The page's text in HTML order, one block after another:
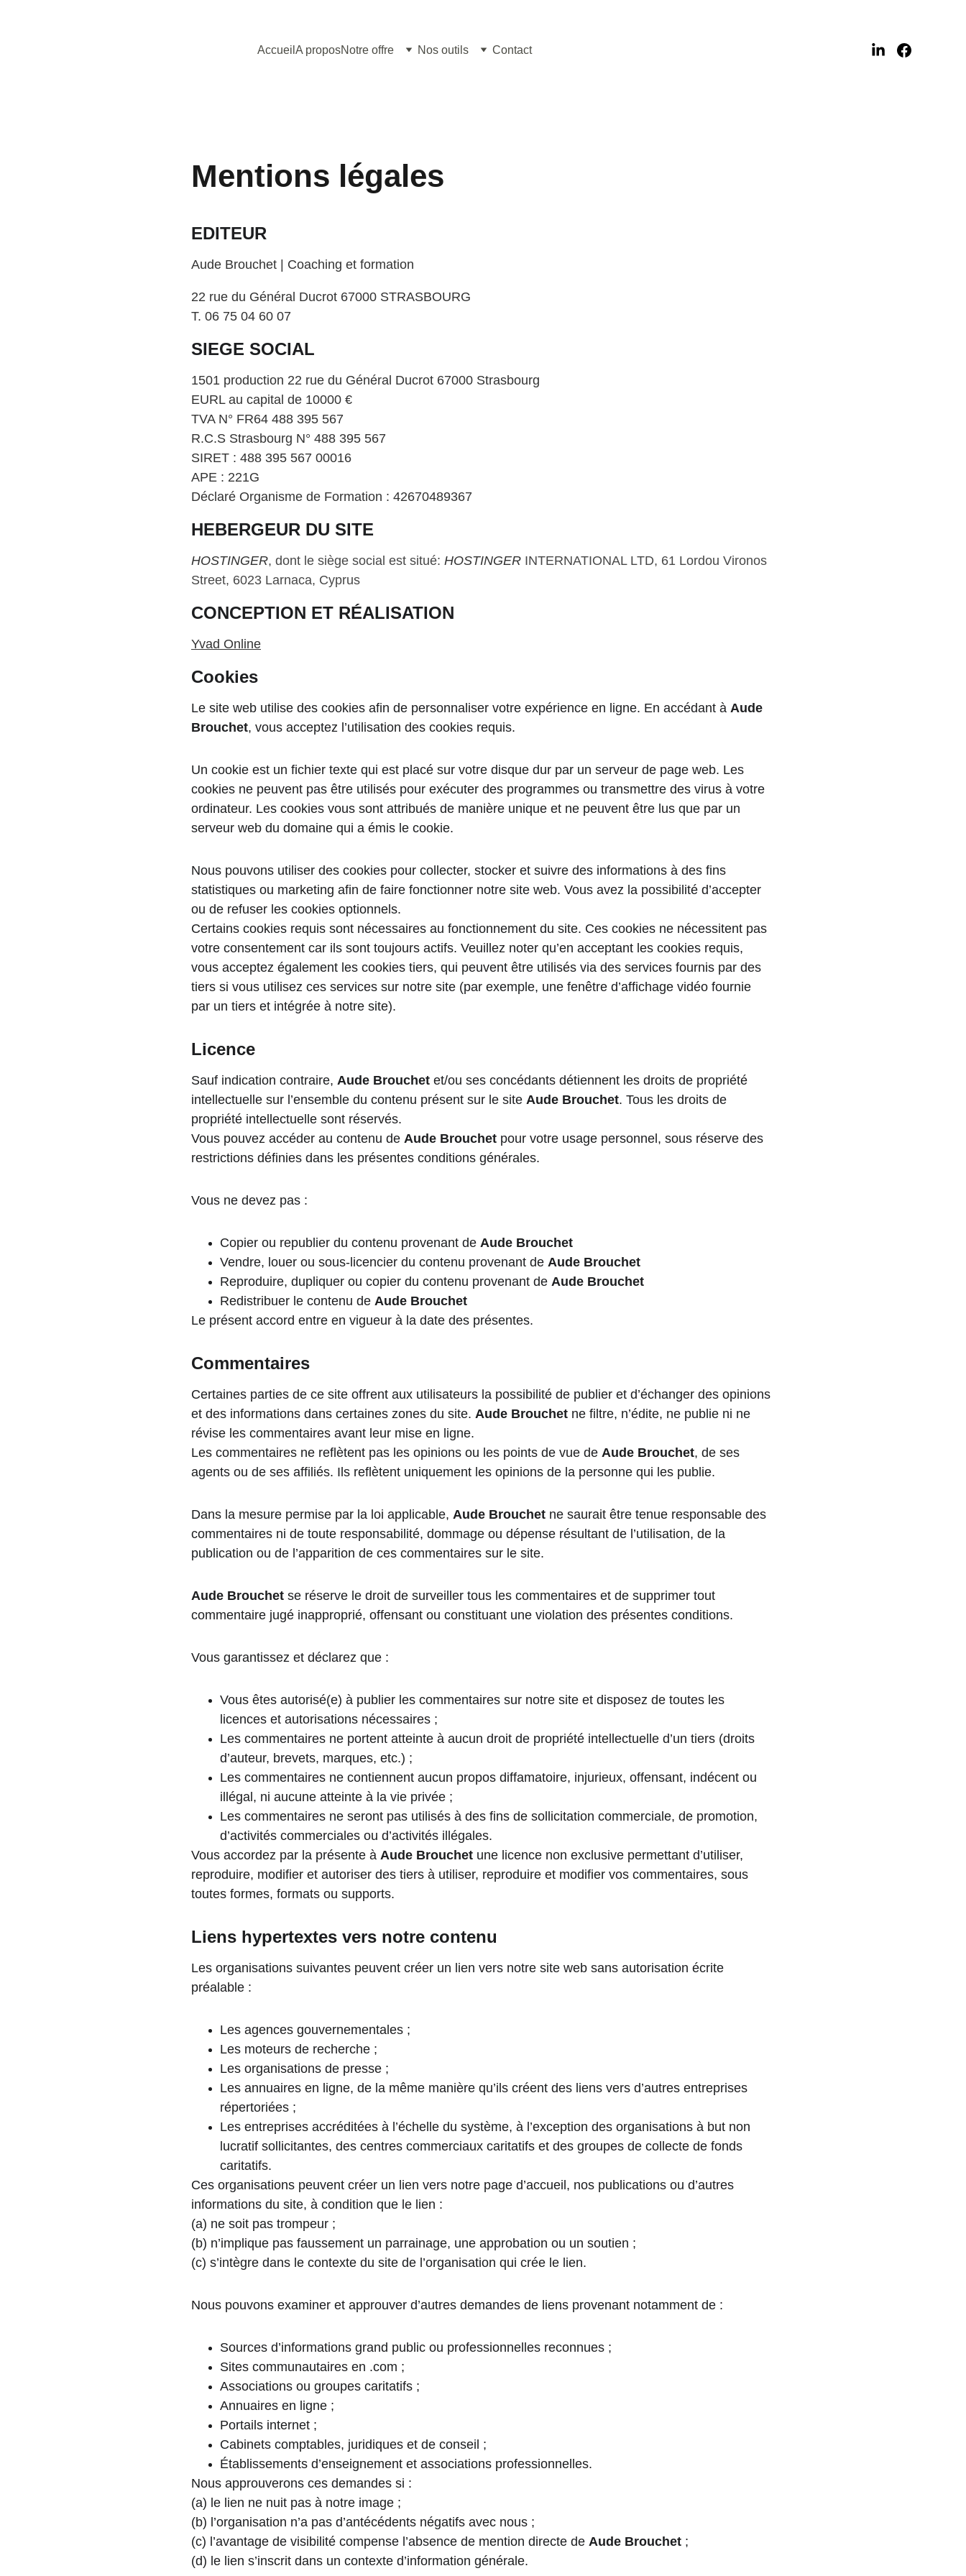
Accueil A proposNotre offre Nos outils Contact
Mentions légales
EDITEUR
Aude Brouchet | Coaching et formation
22 rue du Général Ducrot 67000 STRASBOURG
T. 06 75 04 60 07
SIEGE SOCIAL
1501 production 22 rue du Général Ducrot 67000 Strasbourg
EURL au capital de 10000 €
TVA N° FR64 488 395 567
R.C.S Strasbourg N° 488 395 567
SIRET : 488 395 567 00016
APE : 221G
Déclaré Organisme de Formation : 42670489367
HEBERGEUR DU SITE
HOSTINGER, dont le siège social est situé: HOSTINGER INTERNATIONAL LTD, 61 Lordou Vironos
Street, 6023 Larnaca, Cyprus
CONCEPTION ET RÉALISATION
Yvad Online
Cookies
Le site web utilise des cookies afin de personnaliser votre expérience en ligne. En accédant à Aude
Brouchet, vous acceptez l’utilisation des cookies requis.
Un cookie est un fichier texte qui est placé sur votre disque dur par un serveur de page web. Les
cookies ne peuvent pas être utilisés pour exécuter des programmes ou transmettre des virus à votre
ordinateur. Les cookies vous sont attribués de manière unique et ne peuvent être lus que par un
serveur web du domaine qui a émis le cookie.
Nous pouvons utiliser des cookies pour collecter, stocker et suivre des informations à des fins
statistiques ou marketing afin de faire fonctionner notre site web. Vous avez la possibilité d’accepter
ou de refuser les cookies optionnels.
Certains cookies requis sont nécessaires au fonctionnement du site. Ces cookies ne nécessitent pas
votre consentement car ils sont toujours actifs. Veuillez noter qu’en acceptant les cookies requis,
vous acceptez également les cookies tiers, qui peuvent être utilisés via des services fournis par des
tiers si vous utilisez ces services sur notre site (par exemple, une fenêtre d’affichage vidéo fournie
par un tiers et intégrée à notre site).
Licence
Sauf indication contraire, Aude Brouchet et/ou ses concédants détiennent les droits de propriété
intellectuelle sur l’ensemble du contenu présent sur le site Aude Brouchet. Tous les droits de
propriété intellectuelle sont réservés.
Vous pouvez accéder au contenu de Aude Brouchet pour votre usage personnel, sous réserve des
restrictions définies dans les présentes conditions générales.
Vous ne devez pas :
Copier ou republier du contenu provenant de Aude Brouchet
Vendre, louer ou sous-licencier du contenu provenant de Aude Brouchet
Reproduire, dupliquer ou copier du contenu provenant de Aude Brouchet
Redistribuer le contenu de Aude Brouchet
Le présent accord entre en vigueur à la date des présentes.
Commentaires
Certaines parties de ce site offrent aux utilisateurs la possibilité de publier et d’échanger des opinions
et des informations dans certaines zones du site. Aude Brouchet ne filtre, n’édite, ne publie ni ne
révise les commentaires avant leur mise en ligne.
Les commentaires ne reflètent pas les opinions ou les points de vue de Aude Brouchet, de ses
agents ou de ses affiliés. Ils reflètent uniquement les opinions de la personne qui les publie.
Dans la mesure permise par la loi applicable, Aude Brouchet ne saurait être tenue responsable des
commentaires ni de toute responsabilité, dommage ou dépense résultant de l’utilisation, de la
publication ou de l’apparition de ces commentaires sur le site.
Aude Brouchet se réserve le droit de surveiller tous les commentaires et de supprimer tout
commentaire jugé inapproprié, offensant ou constituant une violation des présentes conditions.
Vous garantissez et déclarez que :
Vous êtes autorisé(e) à publier les commentaires sur notre site et disposez de toutes les
licences et autorisations nécessaires ;
Les commentaires ne portent atteinte à aucun droit de propriété intellectuelle d’un tiers (droits
d’auteur, brevets, marques, etc.) ;
Les commentaires ne contiennent aucun propos diffamatoire, injurieux, offensant, indécent ou
illégal, ni aucune atteinte à la vie privée ;
Les commentaires ne seront pas utilisés à des fins de sollicitation commerciale, de promotion,
d’activités commerciales ou d’activités illégales.
Vous accordez par la présente à Aude Brouchet une licence non exclusive permettant d’utiliser,
reproduire, modifier et autoriser des tiers à utiliser, reproduire et modifier vos commentaires, sous
toutes formes, formats ou supports.
Liens hypertextes vers notre contenu
Les organisations suivantes peuvent créer un lien vers notre site web sans autorisation écrite
préalable :
Les agences gouvernementales ;
Les moteurs de recherche ;
Les organisations de presse ;
Les annuaires en ligne, de la même manière qu’ils créent des liens vers d’autres entreprises
répertoriées ;
Les entreprises accréditées à l’échelle du système, à l’exception des organisations à but non
lucratif sollicitantes, des centres commerciaux caritatifs et des groupes de collecte de fonds
caritatifs.
Ces organisations peuvent créer un lien vers notre page d’accueil, nos publications ou d’autres
informations du site, à condition que le lien :
(a) ne soit pas trompeur ;
(b) n’implique pas faussement un parrainage, une approbation ou un soutien ;
(c) s’intègre dans le contexte du site de l’organisation qui crée le lien.
Nous pouvons examiner et approuver d’autres demandes de liens provenant notamment de :
Sources d’informations grand public ou professionnelles reconnues ;
Sites communautaires en .com ;
Associations ou groupes caritatifs ;
Annuaires en ligne ;
Portails internet ;
Cabinets comptables, juridiques et de conseil ;
Établissements d’enseignement et associations professionnelles.
Nous approuverons ces demandes si :
(a) le lien ne nuit pas à notre image ;
(b) l’organisation n’a pas d’antécédents négatifs avec nous ;
(c) l’avantage de visibilité compense l’absence de mention directe de Aude Brouchet ;
(d) le lien s’inscrit dans un contexte d’information générale.